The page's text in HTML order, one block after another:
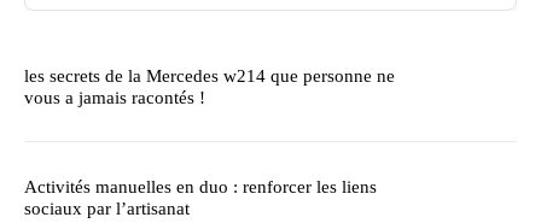
les secrets de la Mercedes w214 que personne ne
vous a jamais racontés !
Activités manuelles en duo : renforcer les liens
sociaux par l’artisanat